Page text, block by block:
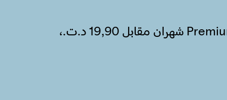
يمكن لأفراد العائلة الذين يعيشون في بيت واحد الاستمتاع بما يصل إلى 6 حسابات Premium شهران مقابل ‏19,90 د.ت.‏،